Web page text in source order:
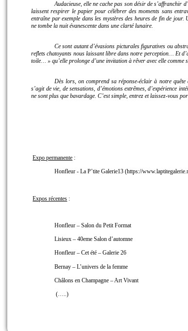
Audacieuse, elle ne cache pas son désir de s’affranchir
laissent respirer le papier pour célébrer des moments sans
entraîne par exemple dans les mystères des heures de fin de
ne tombe la nuit évanescente dans une clarté lunaire.
Ce sont autant d’évasions picturales figuratives ou
reflets chatoyants nous laissant libre dans notre perception… Et
toile… » qu’elle prolonge d’une invitation à rêver avec elle comme
Dès lors, on comprend sa réponse-éclair à notre
s’agit de vie, de sensations, d’émotions extrêmes, d’expérience
ne sont plus que bavardage. C’est simple, entrez et laissez-vous
Expo permanente :
Honfleur - La P’tite Galerie13 (https://
Expos récentes :
Honfleur – Salon du Petit Format
Lisieux – 40eme Salon d’automne
Honfleur – Cet été – Galerie 26
Bernay – L’univers de la femme
Châlons en Champagne – Art Vivant
(…..)